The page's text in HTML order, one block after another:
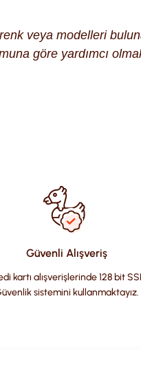
veya modelleri
göre yardımcı
Güvenli Alışveriş
kartı alışverişlerinde 128 bit
sistemini kullanmaktayız.